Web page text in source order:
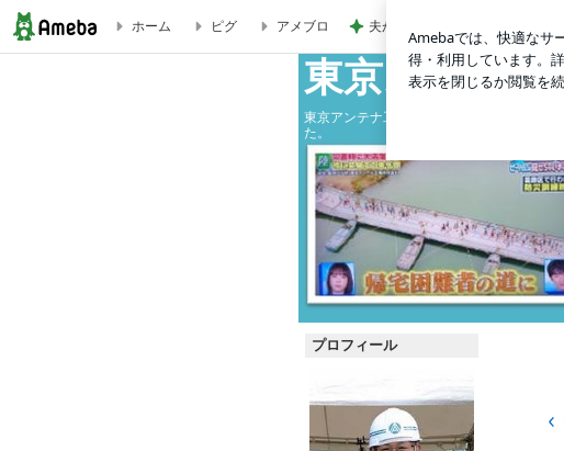
【地デジ】地デジは延期しなくても大丈夫なのか。その9：2万世帯
ホーム ピグ アメブロ 夫が入院する日に行ったランチ
東京スカイツ
東京アンテナ工事（株）の社長のブログで
た。
プロフィール